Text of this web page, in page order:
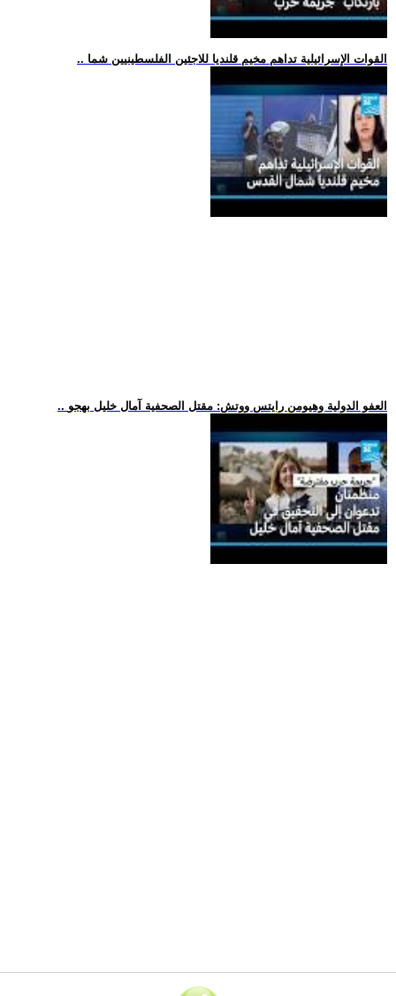
.. القوات الإسرائيلية تداهم مخيم قلنديا للاجئين الفلسطينيين شما
.. العفو الدولية وهيومن رايتس ووتش: مقتل الصحفية آمال خليل بهجو